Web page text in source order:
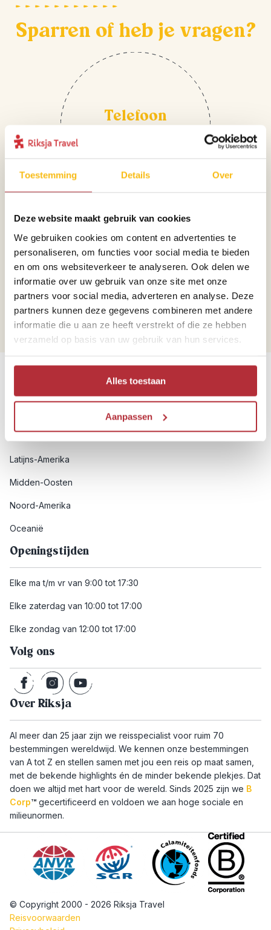
Toestemming Details Over
Deze website maakt gebruik van cookies
We gebruiken cookies om content en advertenties te
personaliseren, om functies voor social media te bieden
en om ons websiteverkeer te analyseren. Ook delen we
informatie over uw gebruik van onze site met onze
partners voor social media, adverteren en analyse. Deze
partners kunnen deze gegevens combineren met andere
informatie die u aan ze heeft verstrekt of die ze hebben
verzameld op basis van uw gebruik van hun services.
Alles toestaan
Aanpassen
Sparren of heb je vragen?
Telefoon
Mail
colombia@riksjatravel.nl
Latijns-Amerika
Midden-Oosten
Noord-Amerika
Oceanië
Openingstijden
Elke ma t/m vr van 9:00 tot 17:30
Elke zaterdag van 10:00 tot 17:00
Elke zondag van 12:00 tot 17:00
Volg ons
Over Riksja
Al meer dan 25 jaar zijn we reisspecialist voor ruim 70
bestemmingen wereldwijd. We kennen onze bestemmingen
van A tot Z en stellen samen met jou een reis op maat samen,
met de bekende highlights én de minder bekende plekjes. Dat
doen we altijd met hart voor de wereld. Sinds 2025 zijn we B
Corp™ gecertificeerd en voldoen we aan hoge sociale en
milieunormen.
© Copyright 2000 - 2026 Riksja Travel
Reisvoorwaarden